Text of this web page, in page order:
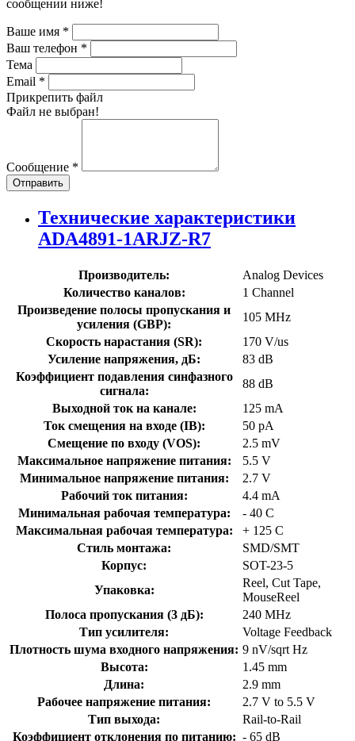
сообщении ниже!
Ваше имя *
Ваш телефон *
Тема
Email *
Прикрепить файл
Файл не выбран!
Сообщение *
Отправить
Технические характеристики
ADA4891-1ARJZ-R7
Производитель:
Analog Devices
Количество каналов:
1 Channel
Произведение полосы пропускания и
усиления (GBP):
105 MHz
Скорость нарастания (SR):
170 V/us
Усиление напряжения, дБ:
83 dB
Коэффициент подавления синфазного
сигнала:
88 dB
Выходной ток на канале:
125 mA
Ток смещения на входе (IB):
50 pA
Смещение по входу (VOS):
2.5 mV
Максимальное напряжение питания:
5.5 V
Минимальное напряжение питания:
2.7 V
Рабочий ток питания:
4.4 mA
Минимальная рабочая температура:
- 40 C
Максимальная рабочая температура:
+ 125 C
Стиль монтажа:
SMD/SMT
Корпус:
SOT-23-5
Упаковка:
Reel, Cut Tape,
MouseReel
Полоса пропускания (3 дБ):
240 MHz
Тип усилителя:
Voltage Feedback
Плотность шума входного напряжения: 9 nV/sqrt Hz
Высота:
1.45 mm
Длина:
2.9 mm
Рабочее напряжение питания:
2.7 V to 5.5 V
Тип выхода:
Rail-to-Rail
Коэффициент отклонения по питанию: - 65 dB